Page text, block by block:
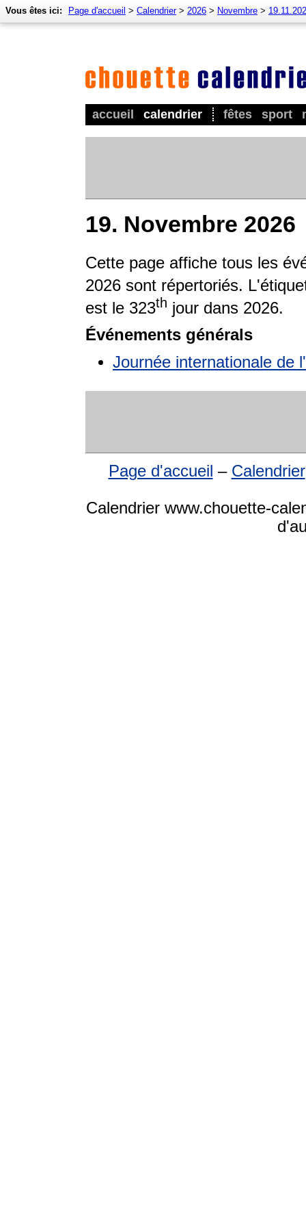
accueil calendrier fêtes sport
Vous êtes ici: Page d'accueil > Calendrier> 2026 > Novembre >
19. Novembre 2026
Cette page affiche tous les
2026 sont répertoriés.
est le 323th jour dans 2026.
Événements générals
Journée internationale de
Page d'accueil – Calendrier
Calendrier www.chouette-